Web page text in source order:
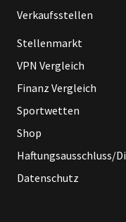
Verkaufsstellen
Stellenmarkt
VPN Vergleich
Finanz Vergleich
Sportwetten
Shop
Haftungsausschluss/
Datenschutz